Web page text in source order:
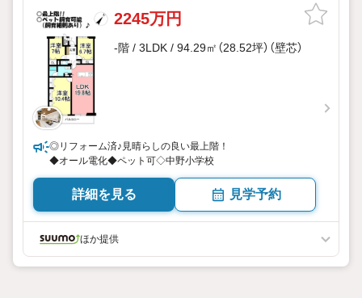
2245万円
-階 / 3LDK / 94.29㎡（28.52坪）（壁芯）
◎リフォーム済♪見晴らしの良い最上階！
◆オール電化◆ペット可◇中野小学校
詳細を見る 見学予約
ほか提供